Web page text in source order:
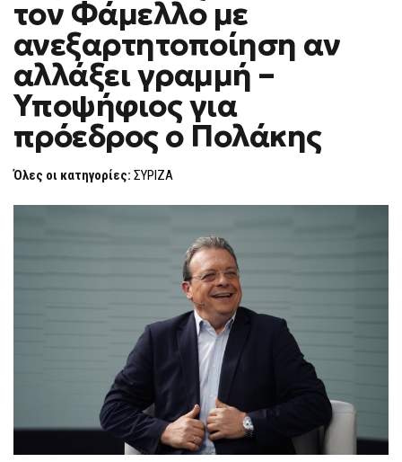
ΤΟΝ
ΦΆΜΕΛΛΟ
ΜΕ
ΑΝΕΞΑΡΤΗΤΟΠΟΊΗΣΗ
ΑΝ
ΑΛΛΆΞΕΙ
ΓΡΑΜΜΉ
–
ΥΠΟΨΉΦΙΟΣ
ΓΙΑ
ΠΡΌΕΔΡΟΣ
ΠΟΛΆΚΗΣ
τον Φάμελλο με
ανεξαρτητοποίηση αν
αλλάξει γραμμή –
Υποψήφιος για
πρόεδρος ο Πολάκης
Όλες οι κατηγορίες: ΣΥΡΙΖΑ